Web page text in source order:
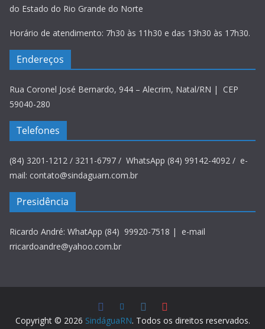
do Estado do Rio Grande do Norte
Horário de atendimento: 7h30 às 11h30 e das 13h30 às 17h30.
Endereços
Rua Coronel José Bernardo, 944 – Alecrim, Natal/RN | CEP
59040-280
Telefones
(84) 3201-1212 / 3211-6797 / WhatsApp (84) 99142-4092 / e-
mail: contato@sindaguarn.com.br
Presidência
Ricardo André: WhatApp (84) 99920-7518 | e-mail
rricardoandre@yahoo.com.br
Copyright © 2026 SindáguaRN. Todos os direitos reservados.